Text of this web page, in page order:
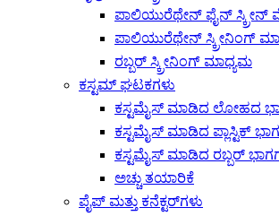
ಪಾಲಿಯುರೆಥೇನ್ ಫೈನ್
ಪಾಲಿಯುರೆಥೇನ್ ಸ್ಕ್ರೀನಿಂಗ್
ರಬ್ಬರ್ ಸ್ಕ್ರೀನಿಂಗ್ ಮಾಧ್ಯಮ
ಕಸ್ಟಮ್ ಘಟಕಗಳು
ಕಸ್ಟಮೈಸ್ ಮಾಡಿದ ಲೋಹದ
ಕಸ್ಟಮೈಸ್ ಮಾಡಿದ ಪ್ಲಾಸ್ಟಿಕ್
ಕಸ್ಟಮೈಸ್ ಮಾಡಿದ ರಬ್ಬರ್
ಅಚ್ಚು ತಯಾರಿಕೆ
ಪೈಪ್ ಮತ್ತು ಕನೆಕ್ಟರ್‌ಗಳು